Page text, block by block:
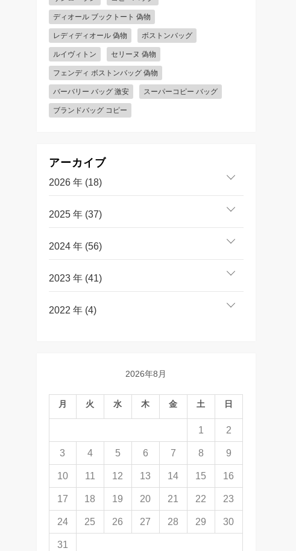
ディオール ブックトート 偽物
レディディオール 偽物 ボストンバッグ
ルイヴィトン セリーヌ 偽物
フェンディ ボストンバッグ 偽物
バーバリー バッグ 激安 スーパーコピー バッグ
ブランドバッグ コピー
アーカイブ
2026 年 (18)
2025 年 (37)
2024 年 (56)
2023 年 (41)
2022 年 (4)
2026年8月
月 火 水 木 金 土 日
1 2
3 4 5 6 7 8 9
10 11 12 13 14 15 16
17 18 19 20 21 22 23
24 25 26 27 28 29 30
31